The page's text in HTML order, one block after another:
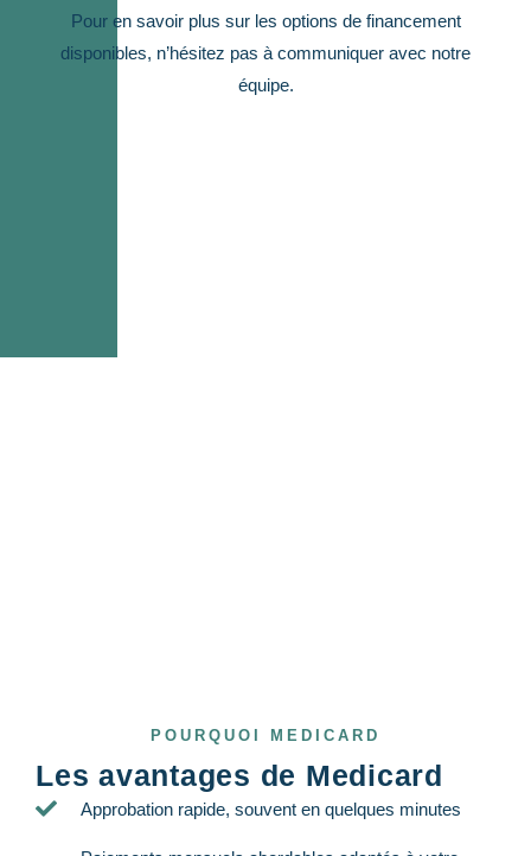
Pour en savoir plus sur les options de financement
disponibles, n’hésitez pas à communiquer avec notre
équipe.
POURQUOI MEDICARD
Les avantages de Medicard
Approbation rapide, souvent en quelques minutes